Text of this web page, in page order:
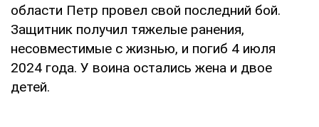
области Петр провел свой последний бой.
Защитник получил тяжелые ранения,
несовместимые с жизнью, и погиб 4 июля
2024 года. У воина остались жена и двое
детей.